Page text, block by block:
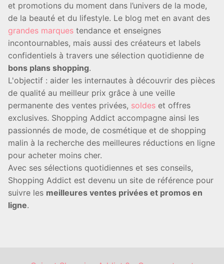
et promotions du moment dans l’univers de la mode,
de la beauté et du lifestyle. Le blog met en avant des
grandes marques tendance et enseignes
incontournables, mais aussi des créateurs et labels
confidentiels à travers une sélection quotidienne de
bons plans shopping.
L'objectif : aider les internautes à découvrir des pièces
de qualité au meilleur prix grâce à une veille
permanente des ventes privées, soldes et offres
exclusives. Shopping Addict accompagne ainsi les
passionnés de mode, de cosmétique et de shopping
malin à la recherche des meilleures réductions en ligne
pour acheter moins cher.
Avec ses sélections quotidiennes et ses conseils,
Shopping Addict est devenu un site de référence pour
suivre les meilleures ventes privées et promos en
ligne.